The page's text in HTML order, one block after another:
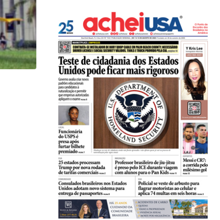
HISTÓRICO
Açaí é reconhecido oficialmente como fruto
21/01/2026